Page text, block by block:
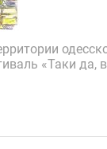
«Таки да,